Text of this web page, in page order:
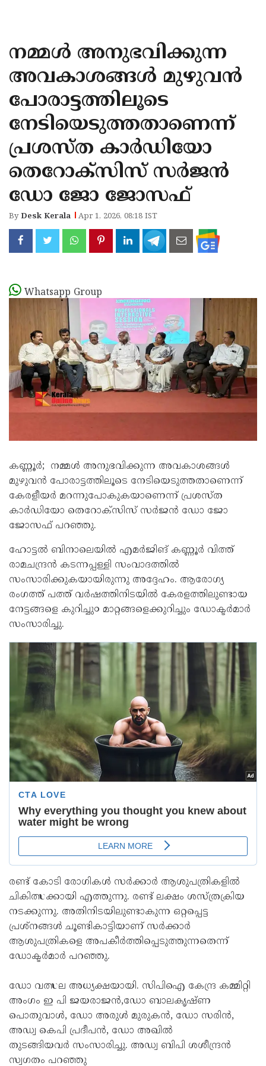
KANNUR
KASARAGOD
നമ്മൾ അനുഭവിക്കുന്ന
അവകാശങ്ങൾ മുഴുവൻ
പോരാട്ടത്തിലൂടെ
നേടിയെടുത്തതാണെന്ന്
പ്രശസ്ത കാർഡിയോ
തെറോക്സിസ് സർജൻ
ഡോ ജോ ജോസഫ്
ByDesk Kerala Apr 1, 2026, 08:18 IST
Whatsapp Group
കണ്ണൂർ; നമ്മൾ അനുഭവിക്കുന്ന അവകാശങ്ങൾ
മുഴുവൻ പോരാട്ടത്തിലൂടെ നേടിയെടുത്തതാണെന്ന്
കേരളീയർ മറന്നുപോകുകയാണെന്ന് പ്രശസ്ത
കാർഡിയോ തെറോക്സിസ് സർജൻ ഡോ ജോ
ജോസഫ് പറഞ്ഞു.
ഹോട്ടൽ ബിനാലെയിൽ എമർജിങ് കണ്ണൂർ വിത്ത്
രാമചന്ദ്രൻ കടന്നപ്പള്ളി സംവാദത്തിൽ
സംസാരിക്കുകയായിരുന്നു അദ്ദേഹം. ആരോഗ്യ
രംഗത്ത് പത്ത് വർഷത്തിനിടയിൽ കേരളത്തിലുണ്ടായ
നേട്ടങ്ങളെ കുറിച്ചു൦ മാറ്റങ്ങളെക്കുറിച്ചും ഡോക്ടർമാർ
സംസാരിച്ചു.
രണ്ട് കോടി രോഗികൾ സർക്കാർ ആശുപത്രികളിൽ
ചികിത്സക്കായി എത്തുന്നു. രണ്ട് ലക്ഷം ശസ്ത്രക്രിയ
നടക്കുന്നു. അതിനിടയിലുണ്ടാകുന്ന ഒറ്റപ്പെട്ട
പ്രശ്നങ്ങൾ ചൂണ്ടികാട്ടിയാണ് സർക്കാർ
ആശുപത്രികളെ അപകീർത്തിപ്പെടുത്തുന്നതെന്ന്
ഡോക്ടർമാർ പറഞ്ഞു.
ഡോ വത്സല അധ്യക്ഷയായി. സിപിഐ കേന്ദ്ര കമ്മിറ്റി
അംഗം ഇ പി ജയരാജൻ,ഡോ ബാലകൃഷ്ണ
പൊതുവാൾ, ഡോ അരുൾ മുരുകൻ, ഡോ സരിൻ,
അഡ്വ കെപി പ്രദീപൻ, ഡോ അഖിൽ
തുടങ്ങിയവർ സംസാരിച്ചു. അഡ്വ ബിപി ശശീന്ദ്രൻ
സ്വഗതം പറഞ്ഞു